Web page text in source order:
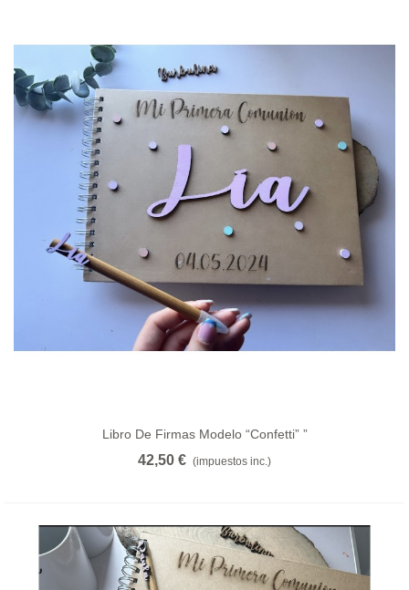
Libro De Firmas Modelo “confetti” ”
42,50 € (impuestos inc.)